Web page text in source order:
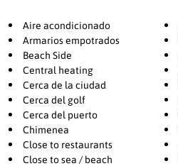
Aire acondicionado
Armarios empotrados
Beach Side
Central heating
Cerca de la ciudad
Cerca del golf
Cerca del puerto
Chimenea
Close to restaurants
Close to sea / beach